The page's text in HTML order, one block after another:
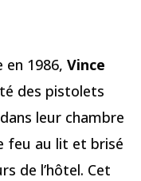
en 1986, Vince
des pistolets
leur chambre
feu au lit et brisé
de l’hôtel. Cet